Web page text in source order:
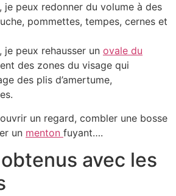
je peux redonner du volume à des
pommettes, tempes, cernes et
peux rehausser un ovale du
des zones du visage qui
des plis d’amertume,
un regard, combler une bosse
un menton fuyant….
avec les